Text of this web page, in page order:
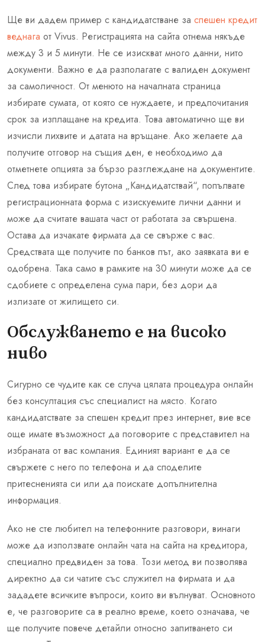
Ще ви дадем пример с кандидатстване за спешен кредит
веднага от Vivus. Регистрацията на сайта отнема някъде
между 3 и 5 минути. Не се изискват много данни, нито
документи. Важно е да разполагате с валиден документ
за самоличност. От менюто на началната страница
избирате сумата, от която се нуждаете, и предпочитания
срок за изплащане на кредита. Това автоматично ще ви
изчисли лихвите и датата на връщане. Ако желаете да
получите отговор на същия ден, е необходимо да
отметнете опцията за бързо разглеждане на документите.
След това избирате бутона „Кандидатствай“, попълвате
регистрационната форма с изискуемите лични данни и
може да считате вашата част от работата за свършена.
Остава да изчакате фирмата да се свърже с вас.
Средствата ще получите по банков път, ако заявката ви е
одобрена. Така само в рамките на 30 минути може да се
сдобиете с определена сума пари, без дори да
излизате от жилището си.
Обслужването е на високо
ниво
Сигурно се чудите как се случа цялата процедура онлайн
без консултация със специалист на място. Когато
кандидатствате за спешен кредит през интернет, вие все
още имате възможност да поговорите с представител на
избраната от вас компания. Единият вариант е да се
свържете с него по телефона и да споделите
притесненията си или да поискате допълнителна
информация.
Ако не сте любител на телефонните разговори, винаги
може да използвате онлайн чата на сайта на кредитора,
специално предвиден за това. Този метод ви позволява
директно да си чатите със служител на фирмата и да
зададете всичките въпроси, които ви вълнуват. Основното
е, че разговорите са в реално време, което означава, че
ще получите повече детайли относно запитването си